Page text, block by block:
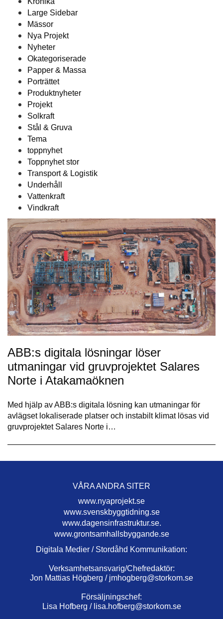
Large Sidebar
Mässor
Nya Projekt
Nyheter
Okategoriserade
Papper & Massa
Porträttet
Produktnyheter
Projekt
Solkraft
Stål & Gruva
Tema
toppnyhet
Toppnyhet stor
Transport & Logistik
Underhåll
Vattenkraft
Vindkraft
ABB:s digitala lösningar löser
utmaningar vid gruvprojektet Salares
Norte i Atakamaöknen
Med hjälp av ABB:s digitala lösning kan utmaningar för
avlägset lokaliserade platser och instabilt klimat lösas vid
gruvprojektet Salares Norte i…
VÅRA ANDRA SITER
www.nyaprojekt.se
www.svenskbyggtidning.se
www.dagensinfrastruktur.se.
www.grontsamhallsbyggande.se
Digitala Medier / Stordåhd Kommunikation:
Verksamhetsansvarig/Chefredaktör:
Jon Mattias Högberg / jmhogberg@storkom.se
Försäljningschef:
Lisa Hofberg / lisa.hofberg@storkom.se